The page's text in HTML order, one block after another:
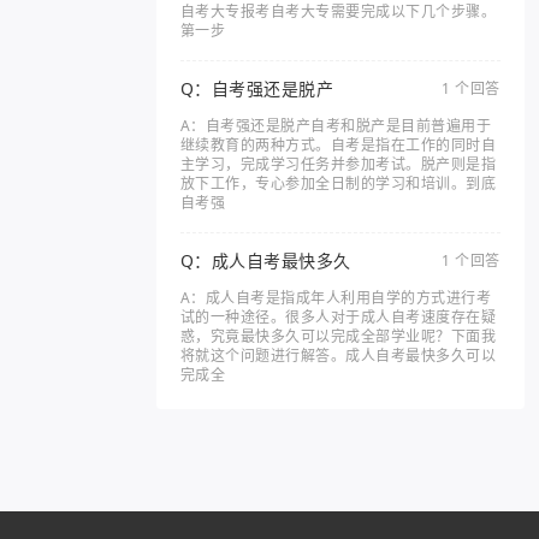
自考大专报考自考大专需要完成以下几个步骤。
第一步
Q：自考强还是脱产
1 个回答
A：自考强还是脱产自考和脱产是目前普遍用于
继续教育的两种方式。自考是指在工作的同时自
主学习，完成学习任务并参加考试。脱产则是指
放下工作，专心参加全日制的学习和培训。到底
自考强
Q：成人自考最快多久
1 个回答
A：成人自考是指成年人利用自学的方式进行考
试的一种途径。很多人对于成人自考速度存在疑
惑，究竟最快多久可以完成全部学业呢？下面我
将就这个问题进行解答。成人自考最快多久可以
完成全